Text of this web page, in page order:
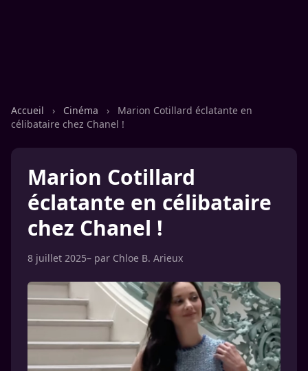
Accueil › Cinéma ›
Marion Cotillard éclatante en
célibataire chez Chanel !
Marion Cotillard
éclatante en célibataire
chez Chanel !
8 juillet 2025– par Chloe B. Arieux